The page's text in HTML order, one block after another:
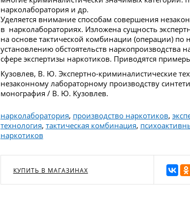
нарколаборатория и др.
Уделяется внимание способам совершения
в нарколабораториях. Изложена сущность
на основе тактической комбинации (операции) по
установлению обстоятельств наркопроизводства
сфере экспертизы наркотиков. Приводятся
Кузовлев, В. Ю. Экспертно-криминалистические
незаконному лабораторному производству
монография / В. Ю. Кузовлев.
нарколаборатория, производство наркотиков,
технология, тактическая комбинация,
наркотиков
КУПИТЬ В МАГАЗИНАХ